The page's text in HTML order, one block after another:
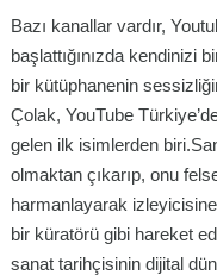
Bazı kanallar vardır,
başlattığınızda kendinizi
bir kütüphanenin
Çolak, YouTube
gelen ilk isimlerden
olmaktan çıkarıp, onu
harmanlayarak
bir küratörü gibi hareket
sanat tarihçisinin dijital